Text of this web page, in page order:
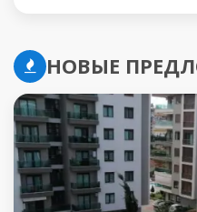
НОВЫЕ